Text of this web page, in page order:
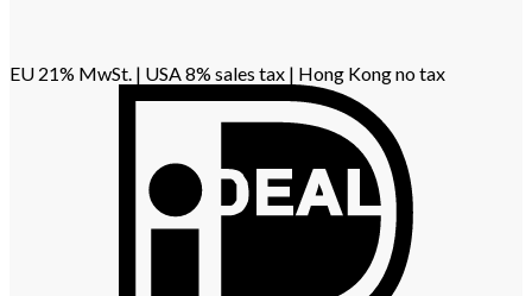
EU 21% MwSt. | USA 8% sales tax | Hong Kong no tax